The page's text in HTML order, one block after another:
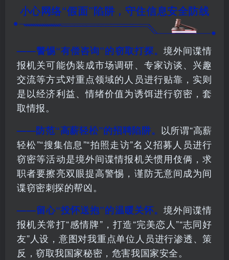
小心网络“假面”陷阱，守住信息安全防线
——警惕“有偿咨询”的窃取打探。境外间谍情
报机关可能伪装成市场调研、专家访谈、兴趣
交流等方式对重点领域的人员进行贴靠，实则
是以经济利益、情绪价值为诱饵进行窃密，套
取情报。
——防范“高薪轻松”的招聘陷阱。 以所谓“高薪
轻松”“搜集信息”“拍照走访”名义招募人员进行
窃密等活动是境外间谍情报机关惯用伎俩，求
职者要擦亮双眼提高警惕，谨防无意间成为间
谍窃密刺探的帮凶。
——留心“投怀送抱”的温暖关怀。境外间谍情
报机关常打“感情牌”，打造“完美恋人”“志同好
友”人设，意图对我重点单位人员进行渗透、策
反，窃取我国家秘密，危害我国家安全。